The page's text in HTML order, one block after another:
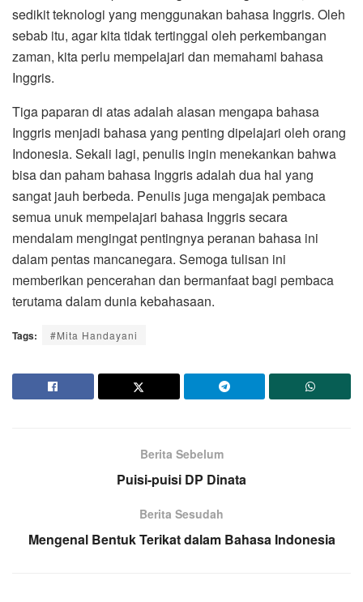
sedikit teknologi yang menggunakan bahasa Inggris. Oleh
sebab itu, agar kita tidak tertinggal oleh perkembangan
zaman, kita perlu mempelajari dan memahami bahasa
Inggris.
Tiga paparan di atas adalah alasan mengapa bahasa
Inggris menjadi bahasa yang penting dipelajari oleh orang
Indonesia. Sekali lagi, penulis ingin menekankan bahwa
bisa dan paham bahasa Inggris adalah dua hal yang
sangat jauh berbeda. Penulis juga mengajak pembaca
semua unuk mempelajari bahasa Inggris secara
mendalam mengingat pentingnya peranan bahasa ini
dalam pentas mancanegara. Semoga tulisan ini
memberikan pencerahan dan bermanfaat bagi pembaca
terutama dalam dunia kebahasaan.
Tags: #Mita Handayani
Berita Sebelum
Puisi-puisi DP Dinata
Berita Sesudah
Mengenal Bentuk Terikat dalam Bahasa Indonesia